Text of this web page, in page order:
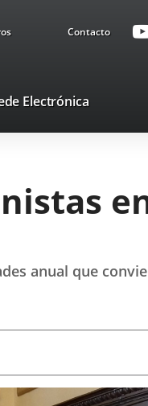
Contacto
ElectrónicaEnlace
una
anual que